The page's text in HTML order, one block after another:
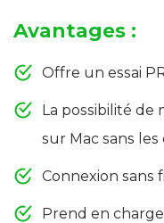
Avantages :
Offre un essai
La possibilité de
sur Mac sans
Connexion sans
Prend en